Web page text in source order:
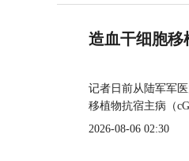
造血干细胞移
记者日前从陆军军
移植物抗宿主病（
2026-08-06 02:30